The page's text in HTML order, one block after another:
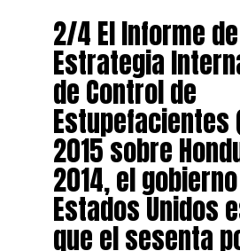
2/4 El Informe
Estrategia
de Control de
Estupefacientes
2015 sobre
2014, el
Estados Unidos
que el sesenta